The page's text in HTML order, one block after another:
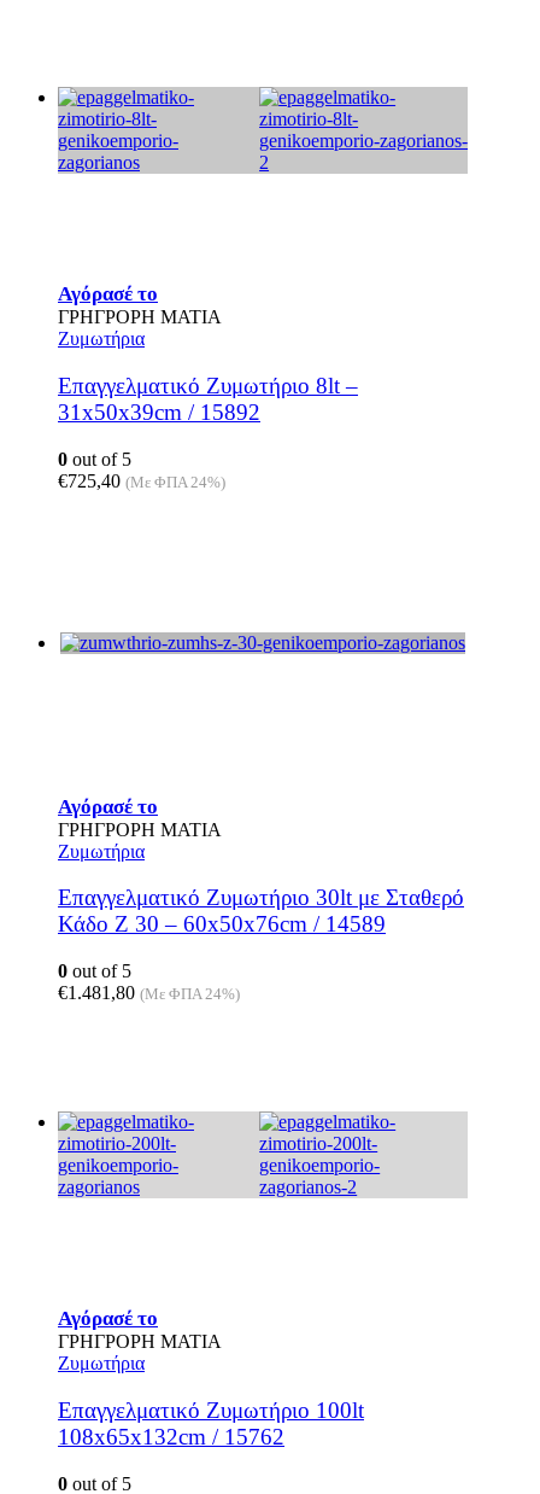
Αγόρασέ το
ΓΡΗΓΡΟΡΗ ΜΑΤΙΑ
Ζυμωτήρια
Επαγγελματικό Ζυμωτήριο 8lt –
31x50x39cm / 15892
0 out of 5
€725,40 (Με ΦΠΑ 24%)
Αγόρασέ το
ΓΡΗΓΡΟΡΗ ΜΑΤΙΑ
Ζυμωτήρια
Επαγγελματικό Ζυμωτήριο 30lt με Σταθερό
Κάδο Z 30 – 60x50x76cm / 14589
0 out of 5
€1.481,80 (Με ΦΠΑ 24%)
Αγόρασέ το
ΓΡΗΓΡΟΡΗ ΜΑΤΙΑ
Ζυμωτήρια
Επαγγελματικό Ζυμωτήριο 100lt
108x65x132cm / 15762
0 out of 5